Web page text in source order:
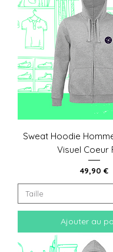
Sweat Hoodie
Visuel Coeur
Prix
49,90 €
Ajouter au